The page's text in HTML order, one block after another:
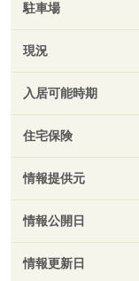
駐車場
現況
入居可能時期
住宅保険
情報提供元
情報公開日
情報更新日